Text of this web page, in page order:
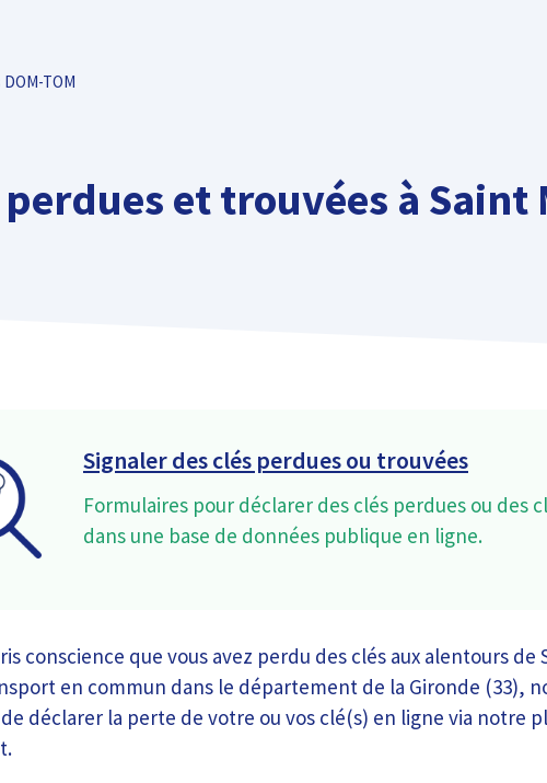
TOM
perdues et trouvées à Saint
Signaler des clés perdues ou trouvées
Formulaires pour déclarer des clés perdues ou des
dans une base de données publique en ligne.
conscience que vous avez perdu des clés aux alentours de
en commun dans le département de la Gironde (33),
déclarer la perte de votre ou vos clé(s) en ligne via notre